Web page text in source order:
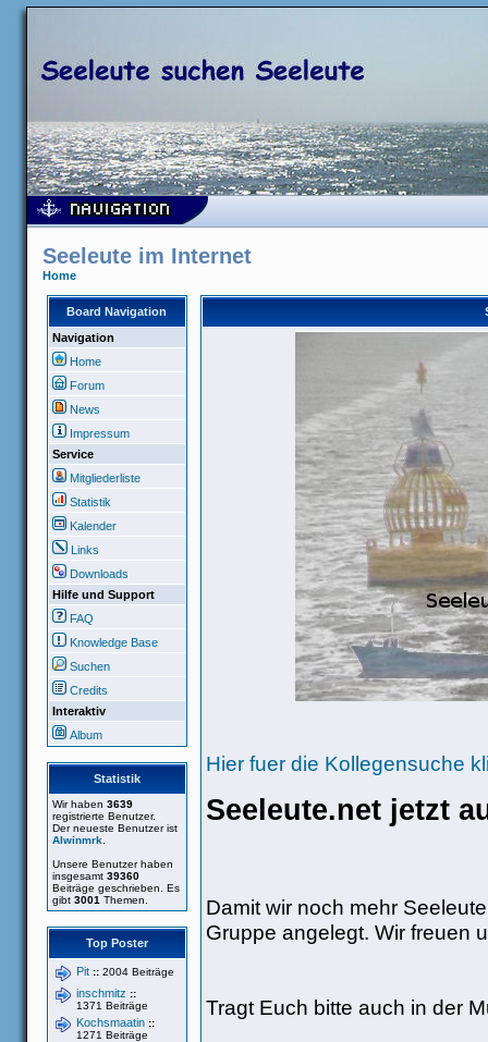
Seeleute im Internet
Home
Board Navigation
Navigation
Home
Forum
News
Impressum
Service
Mitgliederliste
Statistik
Kalender
Links
Downloads
Hilfe und Support
FAQ
Knowledge Base
Suchen
Credits
Interaktiv
Album
Statistik
Wir haben 3639
registrierte Benutzer.
Der neueste Benutzer ist
Alwinmrk
Unsere Benutzer haben
insgesamt 39360
Beiträge geschrieben. Es
gibt 3001 Themen.
Top Poster
Pit :: 2004 Beiträge
inschmitz ::
1371 Beiträge
Kochsmaatin ::
1271 Beiträge
Hier fuer die Kollegensuche
Seeleute.net jetzt
Damit wir noch mehr
Gruppe angelegt. Wir freuen
Tragt Euch bitte auch in der